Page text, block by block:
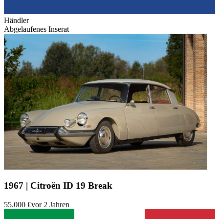
Händler
Abgelaufenes Inserat
1967 | Citroën ID 19 Break
55.000 €vor 2 Jahren